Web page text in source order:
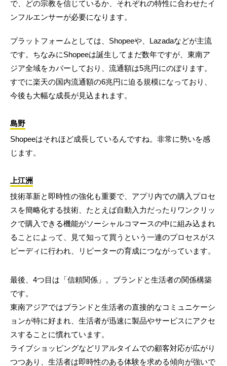
で、どの宗教を信じているか、それぞれの特性に合わせたイ
ンフルエンサーが必要になります。
プラットフォームとしては、Shopeeや、Lazadaなどが主流
です。ちなみにShopeeは誕生してまだ数年ですが、東南ア
ジア全域をカバーしており、流通額は5兆円にのぼります。
すでに楽天の国内流通額の6兆円に迫る規模になっており、
今後も大幅な成長が見込まれます。
島野
Shopeeはそれほど成長しているんですね。非常に勢いを感
じます。
上江洲
技術革新と即時性の強化も重要で、アプリ内での購入プロセ
スを簡略化する技術、たとえば自動入力だったりワンクリッ
クで購入できる機能がソーシャルコマースの中に組み込まれ
ることによって、見て知って買うという一連のプロセスがス
ピーディに行われ、リピーターの育成につながっています。
最後、4つ目は「信頼関係」。ブランドと生活者の関係構築
です。
東南アジアではブランドと生活者の直接的なコミュニケーシ
ョンが特に好まれ、生活者が迅速に製品やサービスにアクセ
スすることに慣れています。
ライブショッピングなどリアルタイムでの顧客対応が広がり
つつあり、生活者は即時性のある体験を求める傾向が強いで